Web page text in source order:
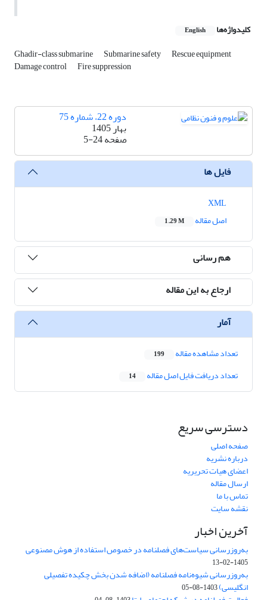
کلیدواژه‌ها English
Ghadir-class submarine Submarine safety Rescue equipment
Damage control Fire suppression
دوره 22، شماره 75
بهار 1405
صفحه5-24
فایل ها
اصل مقاله
1.29 M
هم رسانی
ارجاع به این مقاله
آمار
تعداد مشاهده مقاله 199
تعداد دریافت فایل اصل مقاله 14
دسترسی سریع
صفحه اصلی
درباره نشریه
اعضای هیات تحریریه
ارسال مقاله
تماس با ما
نقشه سایت
آخرین اخبار
به‌روزرسانی سیاست‌های فصلنامه در خصوص استفاده از هوش مصنوعی
1405-02-13
به‌روزرسانی شیوه‌نامه فصلنامه (اضافه شدن بخش چکیده تفصیلی
انگلیسی)1403-08-05